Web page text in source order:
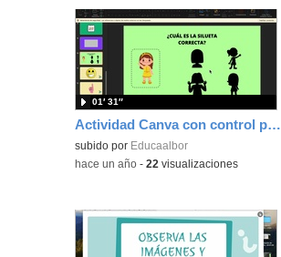
Actividad Canva con control por botón (barrido) en Mac
Contenido educativo.
subido por Educaalbor
01′ 31″
-hace un año -22 visualizaciones